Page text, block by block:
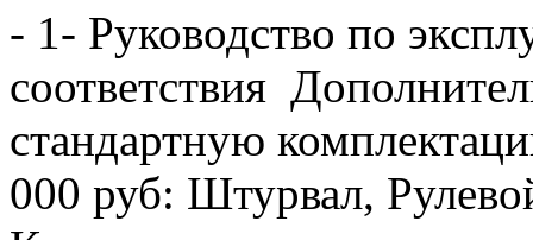
- 1- Руководство по
соответствия
стандартную
000 руб: Штурвал,